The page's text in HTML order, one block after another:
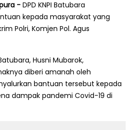
-DPD KNPI Batubara
kepada masyarakat yang
Polri, Komjen Pol. Agus
Husni Mubarok,
diberi amanah oleh
bantuan tersebut kepada
dampak pandemi Covid-19 di